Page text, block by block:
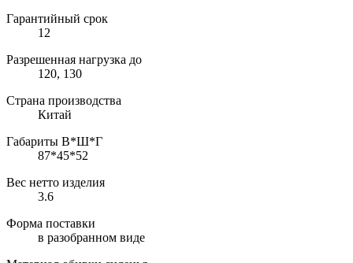
Гарантийный срок
12
Разрешенная нагрузка до
120, 130
Страна производства
Китай
Габариты В*Ш*Г
87*45*52
Вес нетто изделия
3.6
Форма поставки
в разобранном виде